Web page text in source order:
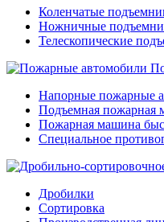
Коленчатые
Ножничные
Телескопические
Напорные пожарные
Подъемная пожарная
Пожарная машина
Специальное
Дробилки
Сортировка